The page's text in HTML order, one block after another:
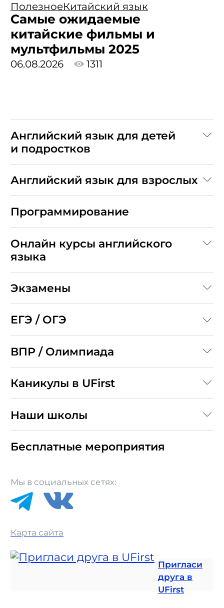
ПолезноеКитайский язык
Самые ожидаемые
китайские фильмы и
мультфильмы 2025
06.08.2026 1311
Английский язык для детей
и подростков
Английский язык для взрослых
Программирование
Онлайн курсы английского
языка
Экзамены
ЕГЭ / ОГЭ
ВПР / Олимпиада
Каникулы в UFirst
Наши школы
Бесплатные мероприятия
Мы в социальных сетях:
Карта сайта
Пригласи
друга в
UFirst